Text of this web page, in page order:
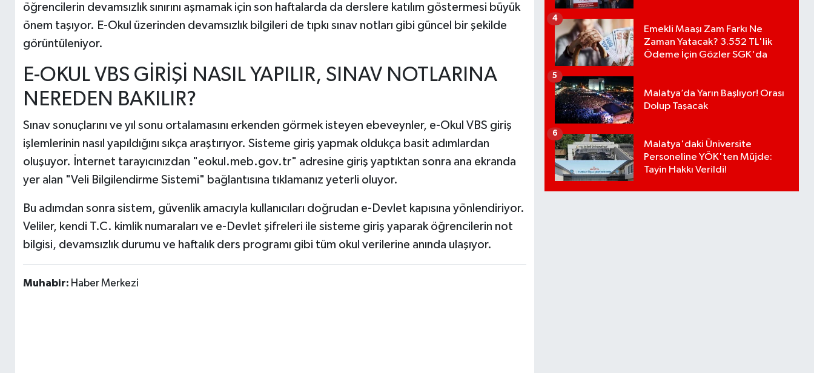
öğrencilerin devamsızlık sınırını aşmamak için son haftalarda da derslere katılım göstermesi büyük
önem taşıyor. E-Okul üzerinden devamsızlık bilgileri de tıpkı sınav notları gibi güncel bir şekilde
görüntüleniyor.
E-OKUL VBS GİRİŞİ NASIL YAPILIR, SINAV NOTLARINA
NEREDEN BAKILIR?
Sınav sonuçlarını ve yıl sonu ortalamasını erkenden görmek isteyen ebeveynler, e-Okul VBS giriş
işlemlerinin nasıl yapıldığını sıkça araştırıyor. Sisteme giriş yapmak oldukça basit adımlardan
oluşuyor. İnternet tarayıcınızdan "eokul.meb.gov.tr" adresine giriş yaptıktan sonra ana ekranda
yer alan "Veli Bilgilendirme Sistemi" bağlantısına tıklamanız yeterli oluyor.
Bu adımdan sonra sistem, güvenlik amacıyla kullanıcıları doğrudan e-Devlet kapısına yönlendiriyor.
Veliler, kendi T.C. kimlik numaraları ve e-Devlet şifreleri ile sisteme giriş yaparak öğrencilerin not
bilgisi, devamsızlık durumu ve haftalık ders programı gibi tüm okul verilerine anında ulaşıyor.
Muhabir: Haber Merkezi
Emekli Maaşı Zam Farkı Ne
Zaman Yatacak? 3.552 TL'lik
Ödeme İçin Gözler SGK'da
4
Malatya’da Yarın Başlıyor! Orası
Dolup Taşacak
5
Malatya'daki Üniversite
Personeline YÖK'ten Müjde:
Tayin Hakkı Verildi!
6